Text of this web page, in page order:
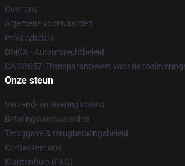
Over ons
Algemene voorwaarden
Privacybeleid
DMCA - Auteursrechtbeleid
CA SB657: Transparantiewet voor de
Onze steun
Verzend- en leveringsbeleid
Betalingsvoorwaarden
Teruggave & terugbetalingsbeleid
Contacteer ons
Klantenhulp (FAQ)